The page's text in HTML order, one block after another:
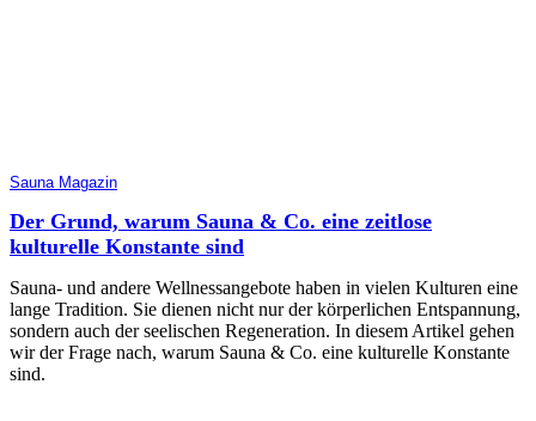
Sauna Magazin
Der Grund, warum Sauna & Co. eine zeitlose
kulturelle Konstante sind
Sauna- und andere Wellnessangebote haben in vielen Kulturen eine
lange Tradition. Sie dienen nicht nur der körperlichen Entspannung,
sondern auch der seelischen Regeneration. In diesem Artikel gehen
wir der Frage nach, warum Sauna & Co. eine kulturelle Konstante
sind.